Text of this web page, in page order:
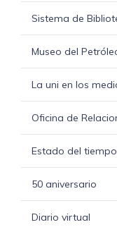
Sistema de
Museo del
La uni en los
Oficina de
Estado del tiempo
50 aniversario
Diario virtual